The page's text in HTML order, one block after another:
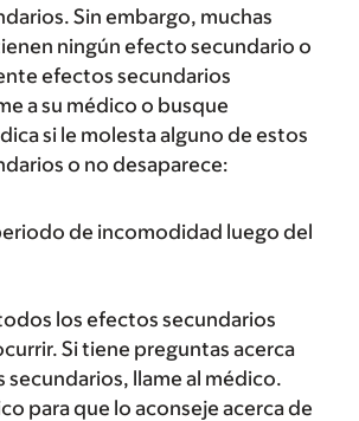
Sin embargo, muchas
ningún efecto secundario o
efectos secundarios
a su médico o busque
si le molesta alguno de estos
o no desaparece:
de incomodidad luego del
los efectos secundarios
Si tiene preguntas acerca
secundarios, llame al médico.
para que lo aconseje acerca de